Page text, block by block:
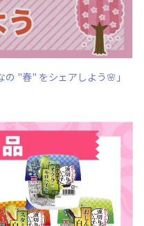
"春" をシェアしよう🌸」